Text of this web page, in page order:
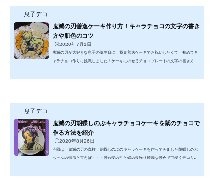
は、こんな感じこだわったのは、ケーキのサイズにピッタ...
息子デコ
鬼滅の刃善逸ケーキ作り方！キャラチョコの文字の書き
方や肌色のコツ
🕒️2020年7月1日
鬼滅の刃が大好きな息子の誕生日に、我妻善逸ケーキでお祝いしたくて、初めてキ
ャラチョコ作りに挑戦しました！ケーキにのせるチョコプレートの文字の書き方
でマネしてる「壱ノ型 雷の呼吸 霹靂一閃！」です カッ...
息子デコ
鬼滅の刃胡蝶しのぶキャラチョコケーキを紫のチョコで
作る方法を紹介
🕒️2020年8月26日
今回は、鬼滅の刃の蟲柱 胡蝶しのぶのキャラケーキを作ってみました胡蝶しのぶ
ちゃんの特徴と言えば・・・紫の髪の毛と蝶の髪飾り綺麗な紫色で可愛くデコりた